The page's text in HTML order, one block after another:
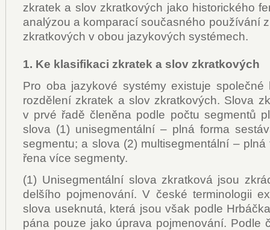
zkra­tek a slov zkrat­ko­vých ja­ko his­to­ric­ké­ho
ana­lý­zou a kom­pa­ra­cí sou­čas­né­ho po­u­ží­vá­ní
zkrat­ko­vých v obou ja­zy­ko­vých sys­té­mech.
1. Ke kla­si­fi­ka­ci zkra­tek a slov zkrat­ko­vých
Pro oba ja­zy­ko­vé sys­témy exis­tu­je spo­leč­né
roz­dě­le­ní zkra­tek a slov zkrat­ko­vých. Slo­va
v pr­vé řa­dě čle­ně­na pod­le po­čtu seg­men­tů
slo­va (1) uni­seg­men­tál­ní – pl­ná for­ma
seg­men­tu; a slo­va (2) mul­ti­seg­men­tál­ní –
ře­na ví­ce seg­men­ty.
(1) Uni­seg­men­tál­ní slo­va zkrat­ko­vá jsou
del­ší­ho po­jme­no­vá­ní. V čes­ké ter­mi­no­lo­gii
slo­va usek­nu­tá, kte­rá jsou však pod­le
pá­na pou­ze ja­ko úpra­va po­jme­no­vá­ní. Pod­le